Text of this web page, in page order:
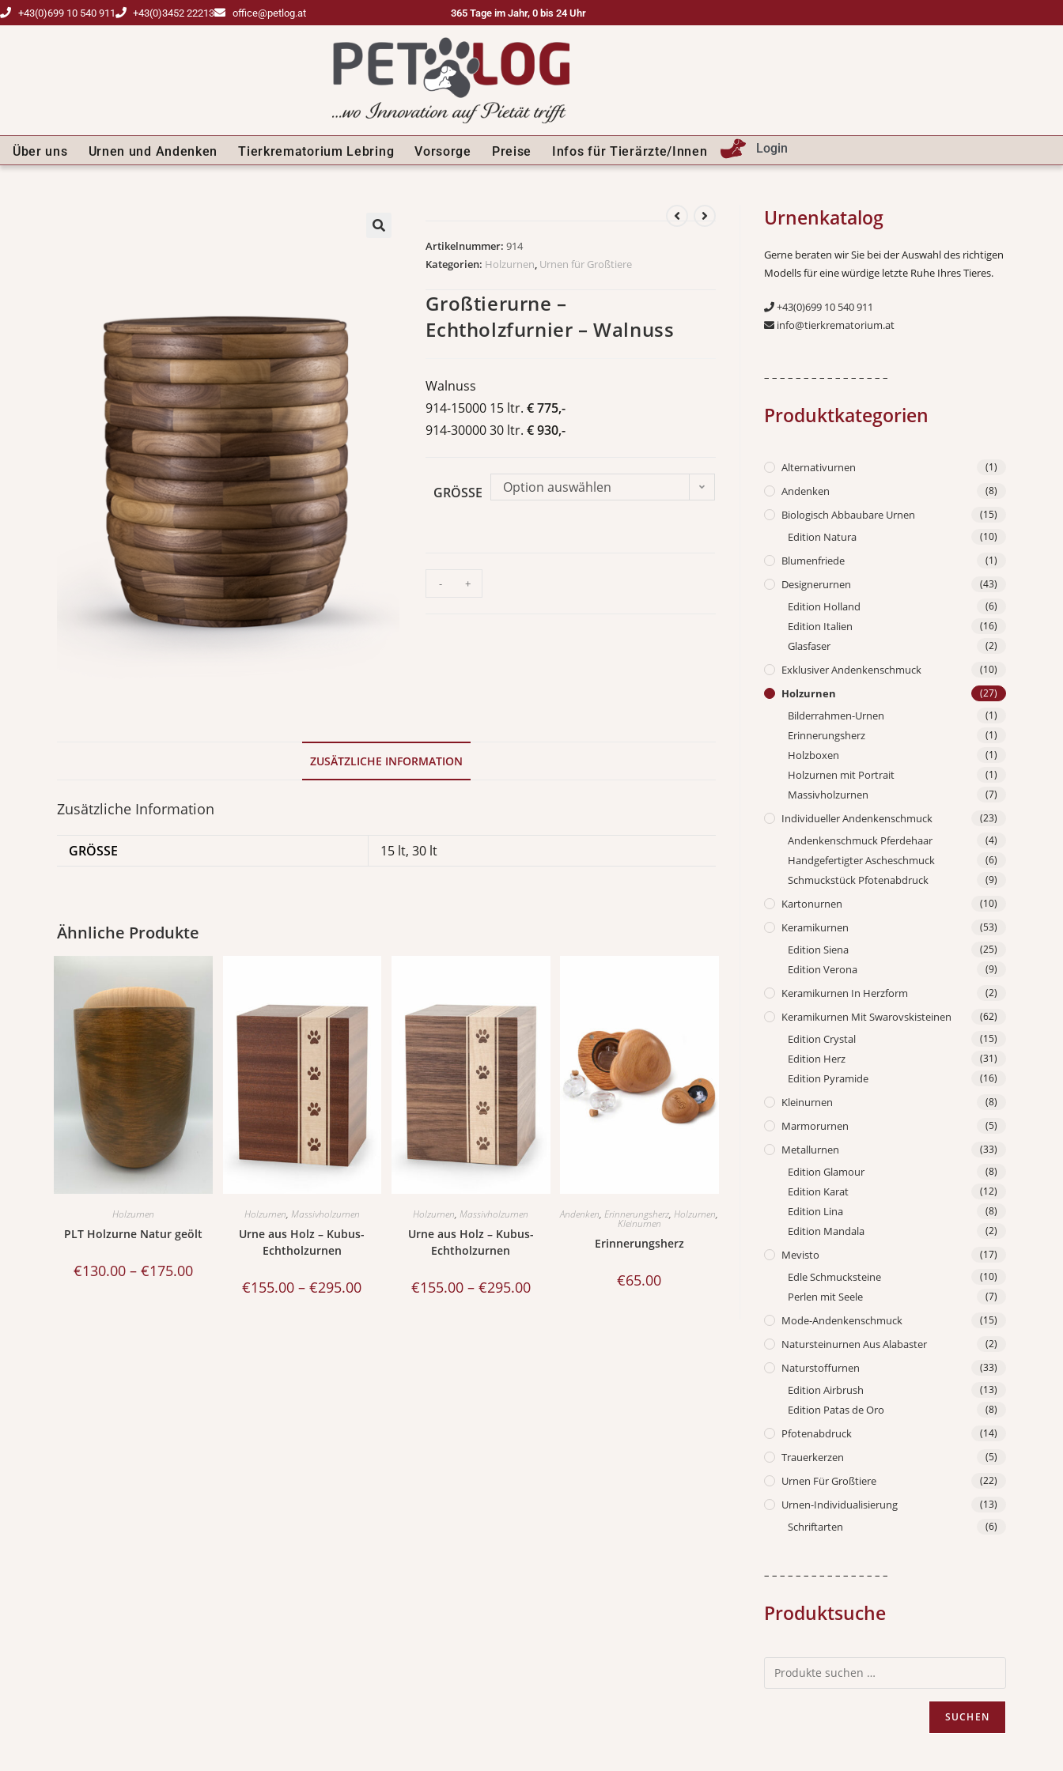
+43(0)699 10 540 911 +43(0)3452 22213 office@petlog.at 365 Tage im Jahr, 0 bis 24 Uhr
Über uns Urnen und Andenken Tierkrematorium Lebring Vorsorge Preise Infos für Tierärzte/Innen Login
Artikelnummer:914
Kategorien: Holzurnen, Urnen für Großtiere
Großtierurne –
Echtholzfurnier – Walnuss
Walnuss
914-15000 15 ltr.€ 775,-
914-30000 30 ltr.€ 930,-
GRÖSSE Option auswählen
- +
ZUSÄTZLICHE INFORMATION
Zusätzliche Information
GRÖSSE 15 lt, 30 lt
Ähnliche Produkte
Holzurnen
PLT Holzurne Natur geölt
€130.00 –€175.00
Holzurnen, Massivholzurnen
Urne aus Holz – Kubus-
Echtholzurnen
€155.00 –€295.00
Holzurnen,Massivholzurnen
Urne aus Holz – Kubus-
Echtholzurnen
€155.00 – €295.00
Andenken,Erinnerungsherz,Holzurnen,
Kleinurnen
Erinnerungsherz
€65.00
Urnenkatalog
Gerne beraten wir Sie bei der Auswahl des richtigen
Modells für eine würdige letzte Ruhe Ihres Tieres.
+43(0)699 10 540 911
info@tierkrematorium.at
– – – – – – – – – – – – – – – –
Produktkategorien
Alternativurnen (1)
Andenken (8)
Biologisch Abbaubare Urnen (15)
Edition Natura (10)
Blumenfriede (1)
Designerurnen (43)
Edition Holland (6)
Edition Italien (16)
Glasfaser (2)
Exklusiver Andenkenschmuck (10)
Holzurnen (27)
Bilderrahmen-Urnen (1)
Erinnerungsherz (1)
Holzboxen (1)
Holzurnen mit Portrait (1)
Massivholzurnen (7)
Individueller Andenkenschmuck (23)
Andenkenschmuck Pferdehaar (4)
Handgefertigter Ascheschmuck (6)
Schmuckstück Pfotenabdruck (9)
Kartonurnen (10)
Keramikurnen (53)
Edition Siena (25)
Edition Verona (9)
Keramikurnen In Herzform (2)
Keramikurnen Mit Swarovskisteinen (62)
Edition Crystal (15)
Edition Herz (31)
Edition Pyramide (16)
Kleinurnen (8)
Marmorurnen (5)
Metallurnen (33)
Edition Glamour (8)
Edition Karat (12)
Edition Lina (8)
Edition Mandala (2)
Mevisto (17)
Edle Schmucksteine (10)
Perlen mit Seele (7)
Mode-Andenkenschmuck (15)
Natursteinurnen Aus Alabaster (2)
Naturstoffurnen (33)
Edition Airbrush (13)
Edition Patas de Oro (8)
Pfotenabdruck (14)
Trauerkerzen (5)
Urnen Für Großtiere (22)
Urnen-Individualisierung (13)
Schriftarten (6)
– – – – – – – – – – – – – – – –
Produktsuche
SUCHEN